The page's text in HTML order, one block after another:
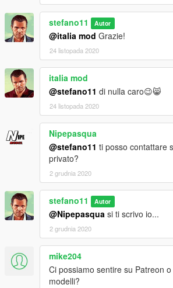
stefano11 Autor
@italia mod Grazie!
24 listopada 2020
italia mod
@stefano11 di nulla caro😉😸
24 listopada 2020
Nipepasqua
@stefano11 ti posso contattare
privato?
2 grudnia 2020
stefano11 Autor
@Nipepasqua si ti scrivo io...
2 grudnia 2020
mike204
Ci possiamo sentire su Patreon
modelli?